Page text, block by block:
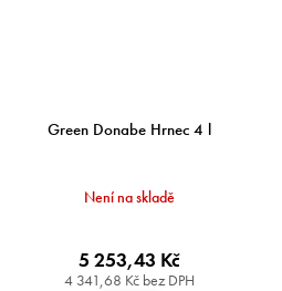
Green Donabe Hrnec 4 l
Není na skladě
4 341,68 Kč bez DPH
5 253,43 Kč